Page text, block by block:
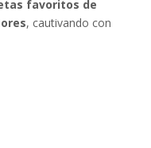
favoritos de
, cautivando con